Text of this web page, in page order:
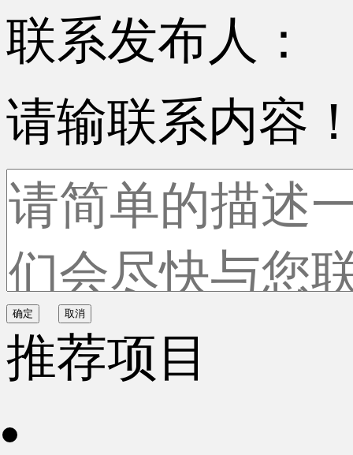
联系发布人：
请输联系内容
确定 取消
推荐项目